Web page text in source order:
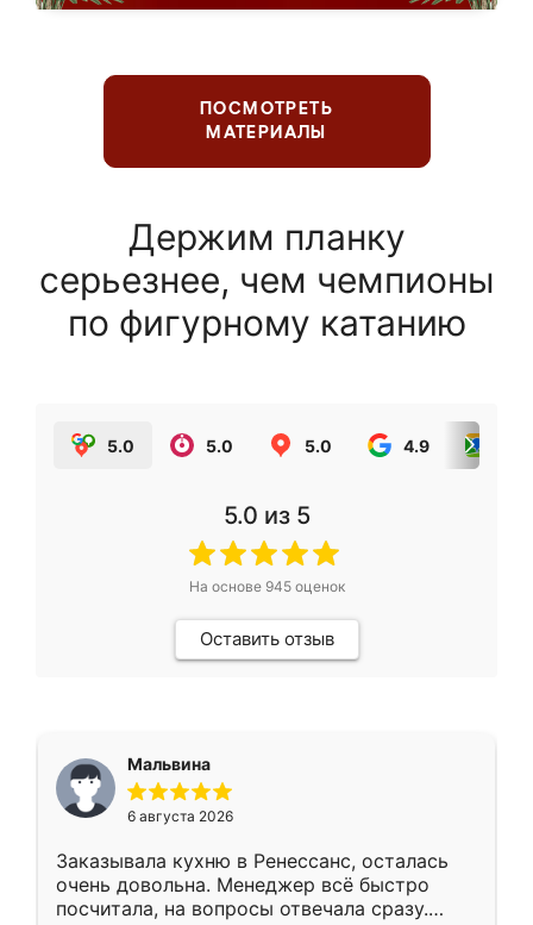
ПОСМОТРЕТЬ
МАТЕРИАЛЫ
Держим планку
серьезнее, чем чемпионы
по фигурному катанию
5.0 5.0 5.0 4.9
5.0 из 5
На основе 945оценок
Оставить отзыв
Мальвина
6 августа 2026
Заказывала кухню в Ренессанс, осталась
очень довольна. Менеджер всё быстро
посчитала, на вопросы отвечала сразу.